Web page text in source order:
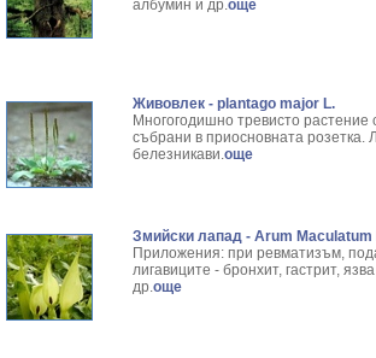
албумин и др.още
Живовлек - plantago major L.
Многогодишно тревисто растение
събрани в приосновната розетка.
белезникави.още
Змийски лапад - Arum Maculatum
Приложения: при ревматизъм,
лигавиците - бронхит, гастрит,
др.още